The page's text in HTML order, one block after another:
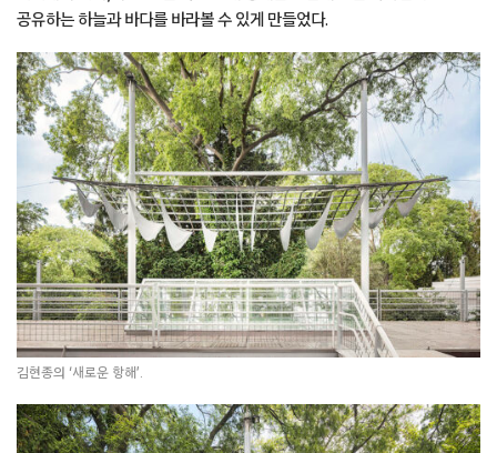
공유하는 하늘과 바다를 바라볼 수 있게 만들었다.
김현종의 ‘새로운 항해’.